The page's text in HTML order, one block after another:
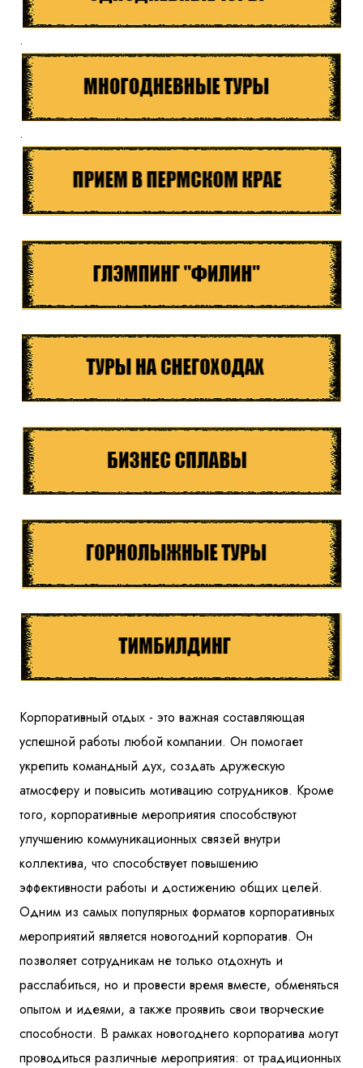
.
.
Корпоративный отдых - это важная составляющая
успешной работы любой компании. Он помогает
укрепить командный дух, создать дружескую
атмосферу и повысить мотивацию сотрудников. Кроме
того, корпоративные мероприятия способствуют
улучшению коммуникационных связей внутри
коллектива, что способствует повышению
эффективности работы и достижению общих целей.
Одним из самых популярных форматов корпоративных
мероприятий является новогодний корпоратив. Он
позволяет сотрудникам не только отдохнуть и
расслабиться, но и провести время вместе, обменяться
опытом и идеями, а также проявить свои творческие
способности. В рамках новогоднего корпоратива могут
проводиться различные мероприятия: от традиционных
Куда бы Вы хотели отправиться?
и
ознакомленс политикой компании в отношении
обработки персональных данных